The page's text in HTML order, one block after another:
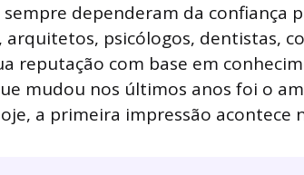
dependeram da confiança
arquitetos, psicólogos, dentistas,
reputação com base em
mudou nos últimos anos foi o
a primeira impressão acontece